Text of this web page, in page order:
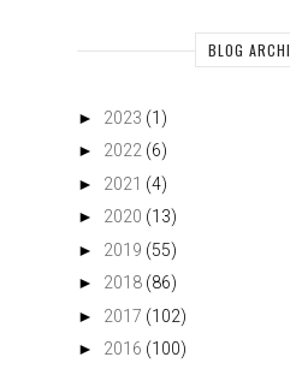
BLOG
► 2023 (1)
► 2022 (6)
► 2021 (4)
► 2020 (13)
► 2019 (55)
► 2018 (86)
► 2017 (102)
► 2016 (100)